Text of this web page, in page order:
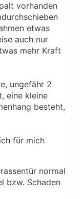
vorhanden
etwas
auch nur
mehr Kraft
ungefähr 2
eine kleine
besteht,
für mich
normal
bzw. Schaden